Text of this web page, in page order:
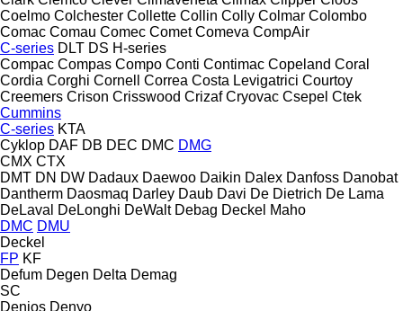
Coelmo Colchester Collette Collin Colly Colmar Colombo
Comac Comau Comec Comet Comeva CompAir
C-series DLT DS H-series
Compac Compas Compo Conti Contimac Copeland Coral
Cordia Corghi Cornell Correa Costa Levigatrici Courtoy
Creemers Crison Crisswood Crizaf Cryovac Csepel Ctek
Cummins
C-series KTA
Cyklop DAF DB DEC DMC DMG
CMX CTX
DMT DN DW Dadaux Daewoo Daikin Dalex Danfoss Danobat
Dantherm Daosmaq Darley Daub Davi De Dietrich De Lama
DeLaval
DeLonghi DeWalt Debag Deckel Maho
DMC DMU
Deckel
FP KF
Defum Degen Delta Demag
SC
Denios Denyo